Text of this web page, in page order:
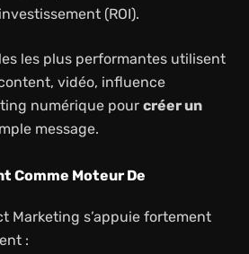
(ROI).
les plus performantes utilisent
vidéo, influence
numérique pour créer un
message.
Comme Moteur De
Marketing s’appuie fortement
: